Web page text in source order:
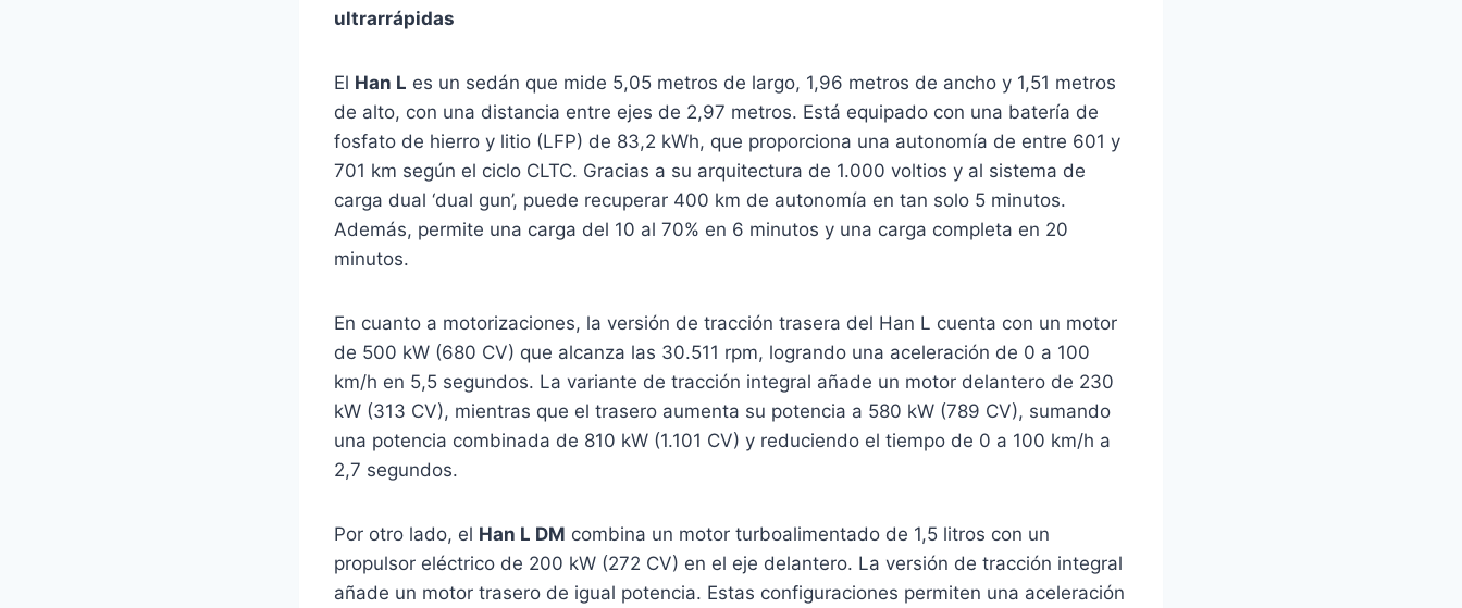
ultrarrápidas
El Han L es un sedán que mide 5,05 metros de largo, 1,96 metros de ancho y 1,51 metros
de alto, con una distancia entre ejes de 2,97 metros. Está equipado con una batería de
fosfato de hierro y litio (LFP) de 83,2 kWh, que proporciona una autonomía de entre 601 y
701 km según el ciclo CLTC. Gracias a su arquitectura de 1.000 voltios y al sistema de
carga dual ‘dual gun’, puede recuperar 400 km de autonomía en tan solo 5 minutos.
Además, permite una carga del 10 al 70% en 6 minutos y una carga completa en 20
minutos.
En cuanto a motorizaciones, la versión de tracción trasera del Han L cuenta con un motor
de 500 kW (680 CV) que alcanza las 30.511 rpm, logrando una aceleración de 0 a 100
km/h en 5,5 segundos. La variante de tracción integral añade un motor delantero de 230
kW (313 CV), mientras que el trasero aumenta su potencia a 580 kW (789 CV), sumando
una potencia combinada de 810 kW (1.101 CV) y reduciendo el tiempo de 0 a 100 km/h a
2,7 segundos.
Por otro lado, el Han L DM combina un motor turboalimentado de 1,5 litros con un
propulsor eléctrico de 200 kW (272 CV) en el eje delantero. La versión de tracción integral
añade un motor trasero de igual potencia. Estas configuraciones permiten una aceleración